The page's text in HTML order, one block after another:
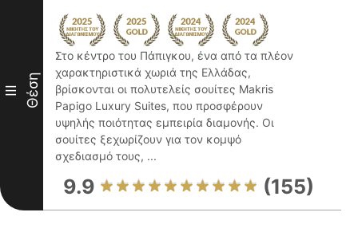
III Θέση
Στο κέντρο του Πάπιγκου, ένα από τα πλέον
χαρακτηριστικά χωριά της Ελλάδας,
βρίσκονται οι πολυτελείς σουίτες Makris
Papigo Luxury Suites, που προσφέρουν
υψηλής ποιότητας εμπειρία διαμονής. Οι
σουίτες ξεχωρίζουν για τον κομψό
σχεδιασμό τους, ...
9.9 (155)